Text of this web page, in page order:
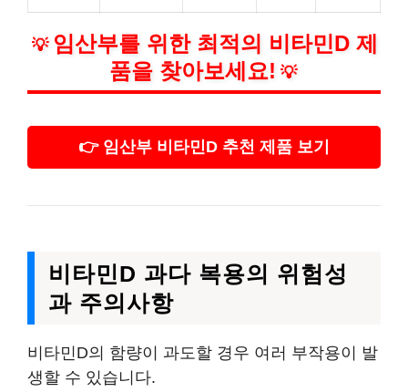
💡 임산부를 위한 최적의 비타민D 제
품을 찾아보세요! 💡
👉 임산부 비타민D 추천 제품 보기
비타민D 과다 복용의 위험성
과 주의사항
비타민D의 함량이 과도할 경우 여러 부작용이 발
생할 수 있습니다.